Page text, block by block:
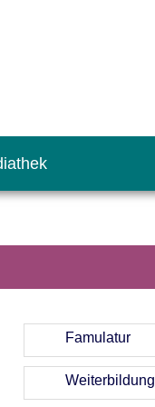
Famulatur
Weiterbildung